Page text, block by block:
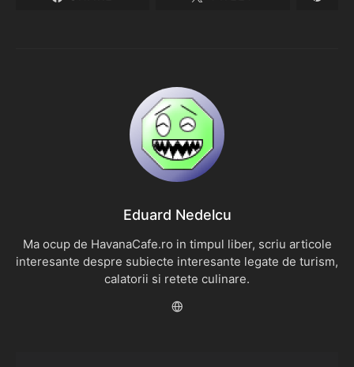
Eduard Nedelcu
Ma ocup de HavanaCafe.ro in timpul liber, scriu articole
interesante despre subiecte interesante legate de turism,
calatorii si retete culinare.